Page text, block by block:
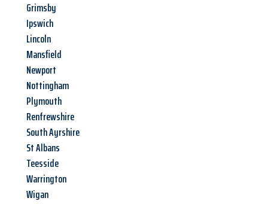
Grimsby
Ipswich
Lincoln
Mansfield
Newport
Nottingham
Plymouth
Renfrewshire
South Ayrshire
St Albans
Teesside
Warrington
Wigan